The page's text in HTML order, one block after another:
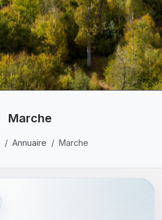
Marche
Annuaire Marche